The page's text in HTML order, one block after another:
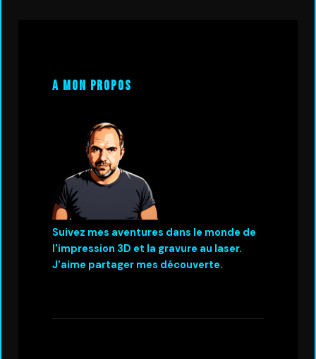
A mon propos
Suivez mes aventures dans le monde de
l'impression 3D et la gravure au laser.
J'aime partager mes découverte.